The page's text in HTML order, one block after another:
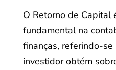
O Retorno de Capital
fundamental na
finanças, referindo-
investidor obtém